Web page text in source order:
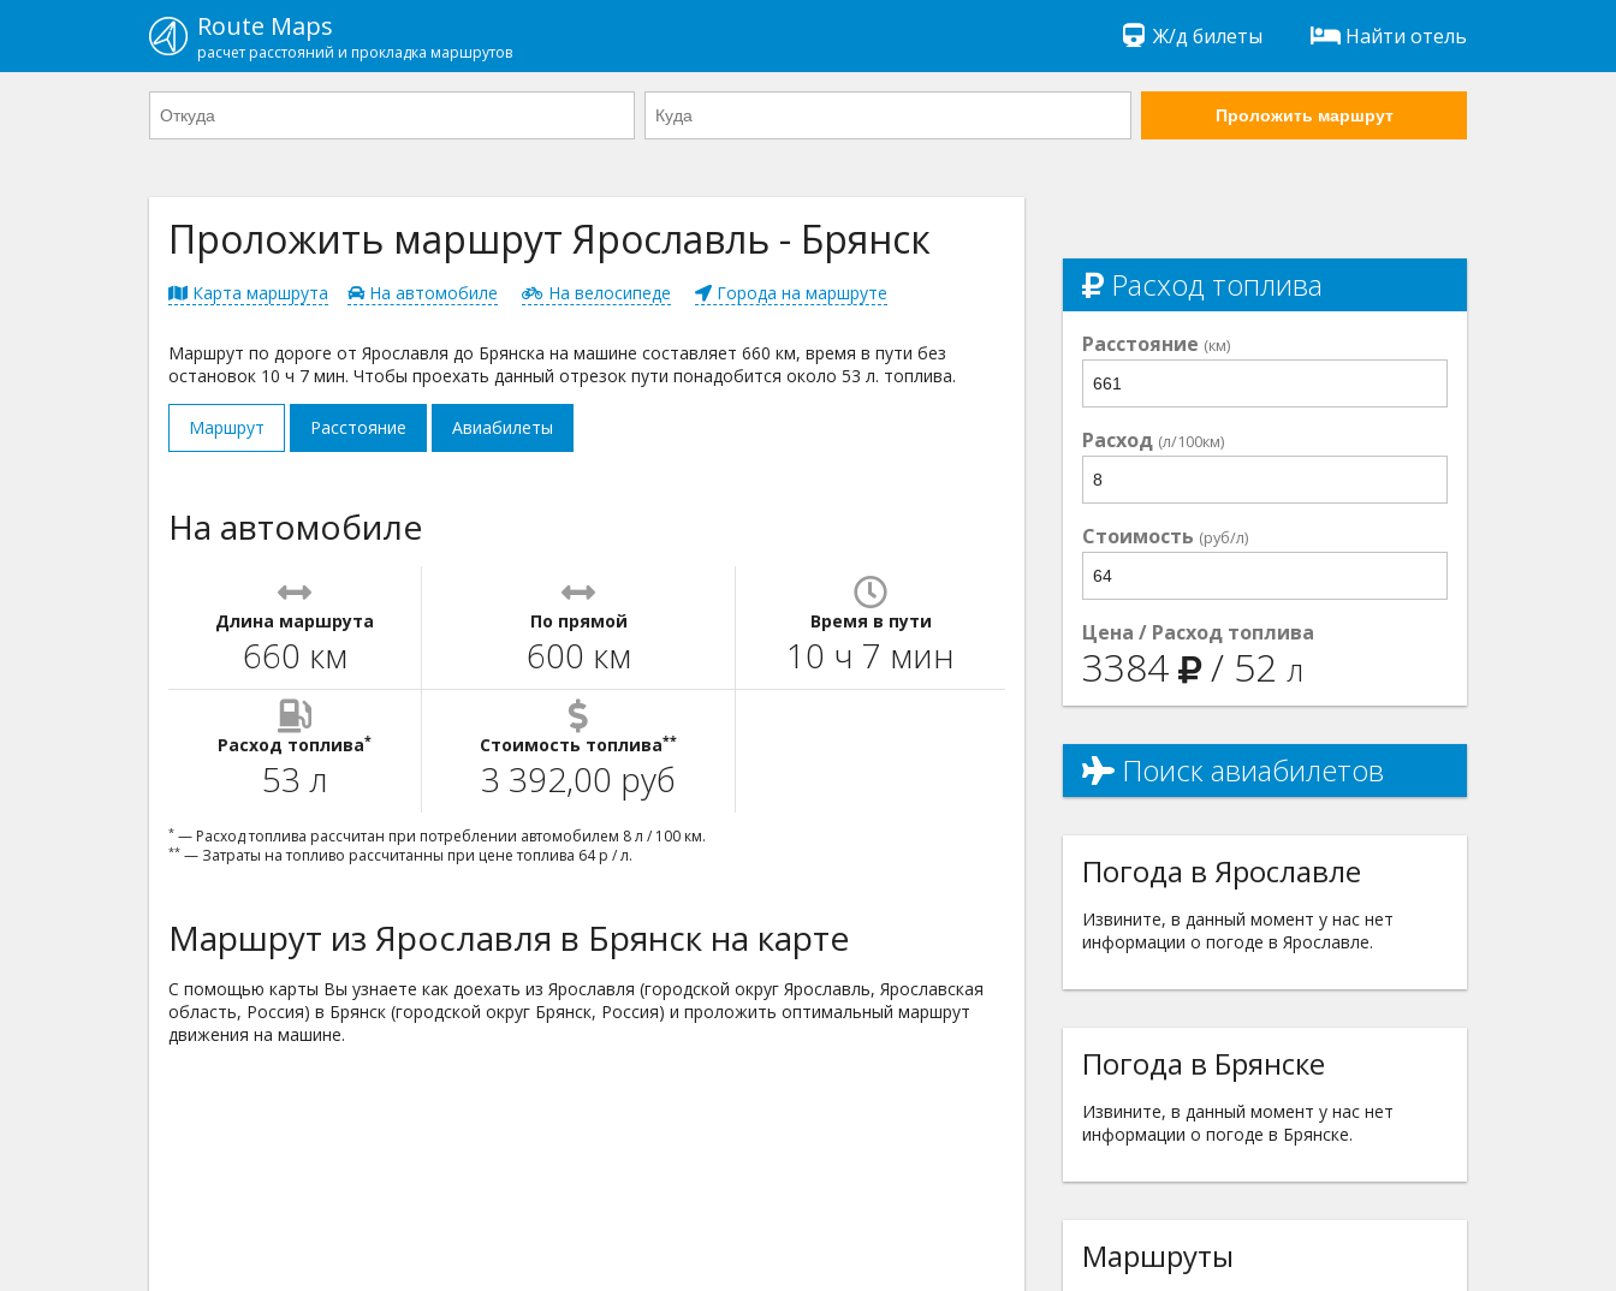
Route Maps
расчет расстояний и прокладка маршрутов
Ж/д билеты Найти отель
Проложить маршрут
Проложить маршрут Ярославль - Брянск
Карта маршрута На автомобиле На велосипеде Города на маршруте
Маршрут по дороге от Ярославля до Брянска на машине составляет 660 км, время в пути без
остановок 10 ч 7 мин. Чтобы проехать данный отрезок пути понадобится около 53 л. топлива.
Маршрут Расстояние Авиабилеты
На автомобиле
Длина маршрута
660 км
По прямой
600 км
Время в пути
10 ч 7 мин
Расход топлива*
53 л
Стоимость топлива**
3 392,00 руб
* — Расход топлива рассчитан при потреблении автомобилем 8 л / 100 км.
** — Затраты на топливо рассчитанны при цене топлива 64 р / л.
Маршрут из Ярославля в Брянск на карте
С помощью карты Вы узнаете как доехать из Ярославля (городской округ Ярославль, Ярославская
область, Россия) в Брянск (городской округ Брянск, Россия) и проложить оптимальный маршрут
движения на машине.
Расход топлива
Расстояние (км)
Расход (л/100км)
Стоимость (руб/л)
Цена / Расход топлива
3384 / 52 л
Поиск авиабилетов
Погода в Ярославле
Извините, в данный момент у нас нет
информации о погоде в Ярославле.
Погода в Брянске
Извините, в данный момент у нас нет
информации о погоде в Брянске.
Маршруты